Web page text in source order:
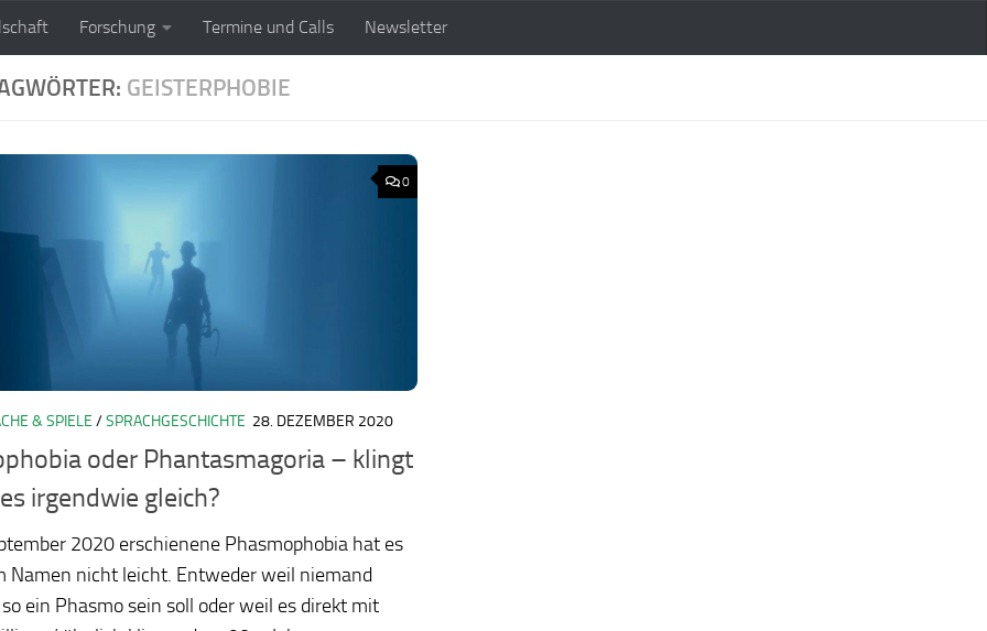
Forschung Termine und Calls Newsletter
GEISTERPHOBIE
0
& SPIELE /SPRACHGESCHICHTE 28. DEZEMBER 2020
oder Phantasmagoria – klingt
irgendwie gleich?
2020 erschienene Phasmophobia hat es
Namen nicht leicht. Entweder weil niemand
ein Phasmo sein soll oder weil es direkt mit
ludo2026/